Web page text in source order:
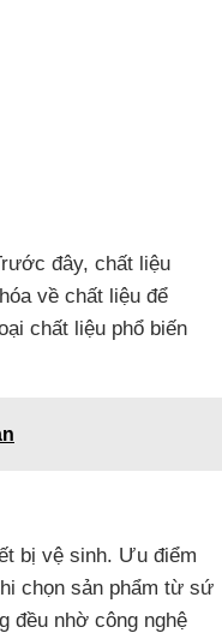
đây, chất liệu
về chất liệu để
chất liệu phổ biến
bị vệ sinh. Ưu điểm
chọn sản phẩm từ sứ
đều nhờ công nghệ